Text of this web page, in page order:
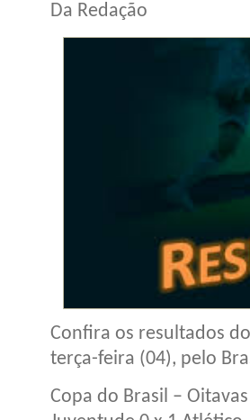
Da Redação
Confira os resultados
terça-feira (04), pelo
Copa do Brasil –